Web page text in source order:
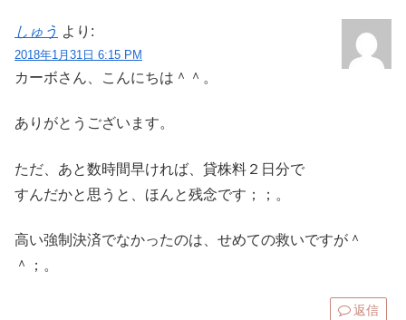
しゅう より:
2018年1月31日 6:15 PM
カーボさん、こんにちは＾＾。
ありがとうございます。
ただ、あと数時間早ければ、貸株料２日分で
すんだかと思うと、ほんと残念です；；。
高い強制決済でなかったのは、せめての救いですが＾
＾；。
返信